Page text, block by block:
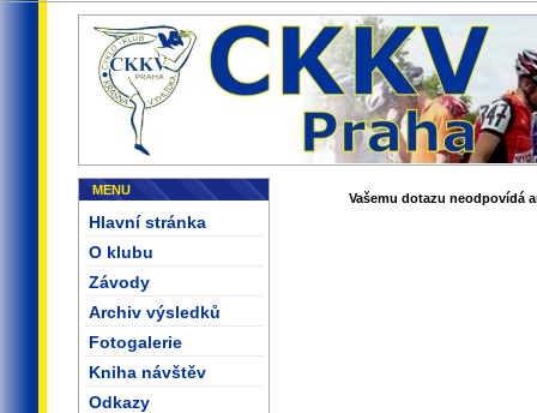
MENU
Hlavní stránka
O klubu
Závody
Archiv výsledků
Fotogalerie
Kniha návštěv
Odkazy
Vašemu dotazu neodpovídá